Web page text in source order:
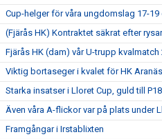
Cup-helger för våra ungdomslag 17-19
(Fjärås HK) Kontraktet säkrat efter
Fjärås HK (dam) vår U-trupp kvalmatch
Viktig bortaseger i kvalet för HK
Starka insatser i Lloret Cup, guld till
Även våra A-flickor var på plats under
Framgångar i Irstablixten